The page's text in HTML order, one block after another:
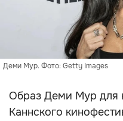
Деми Мур. Фото: Getty Images
Образ Деми Мур для
Каннского